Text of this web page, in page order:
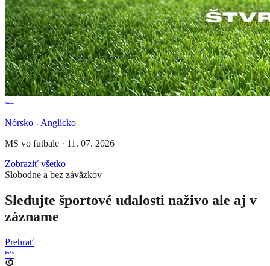
Nórsko - Anglicko
MS vo futbale · 11. 07. 2026
Zobraziť všetko
Slobodne a bez záväzkov
Sledujte športové udalosti naživo ale aj v
zázname
Prehrať